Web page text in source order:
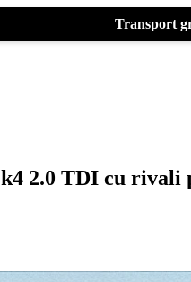
Transport
2.0 TDI cu